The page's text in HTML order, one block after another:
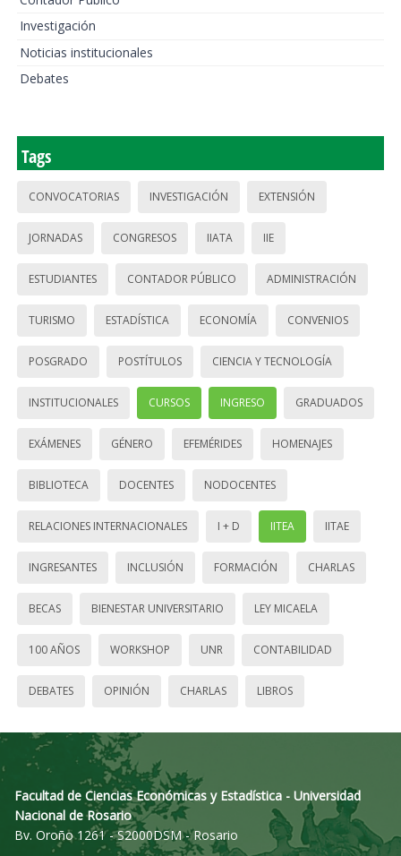
Investigación
Noticias institucionales
Debates
Tags
CONVOCATORIAS INVESTIGACIÓN EXTENSIÓN
JORNADAS CONGRESOS IIATA IIE
ESTUDIANTES CONTADOR PÚBLICO ADMINISTRACIÓN
TURISMO ESTADÍSTICA ECONOMÍA CONVENIOS
POSGRADO POSTÍTULOS CIENCIA Y TECNOLOGÍA
INSTITUCIONALES CURSOS INGRESO GRADUADOS
EXÁMENES GÉNERO EFEMÉRIDES HOMENAJES
BIBLIOTECA DOCENTES NODOCENTES
RELACIONES INTERNACIONALES I + D IITEA IITAE
INGRESANTES INCLUSIÓN FORMACIÓN CHARLAS
BECAS BIENESTAR UNIVERSITARIO LEY MICAELA
100 AÑOS WORKSHOP UNR CONTABILIDAD
DEBATES OPINIÓN CHARLAS LIBROS
Facultad de Ciencias Económicas y Estadística - Universidad
Nacional de Rosario
Bv. Oroño 1261 - S2000DSM - Rosario